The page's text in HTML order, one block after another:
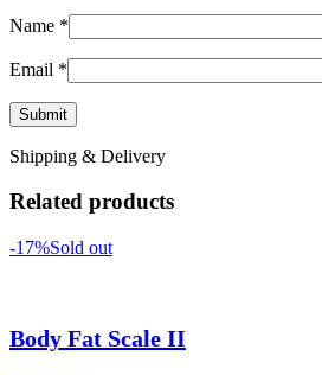
Name *
Email *
Shipping & Delivery
Related products
-17%Sold out
Body Fat Scale II